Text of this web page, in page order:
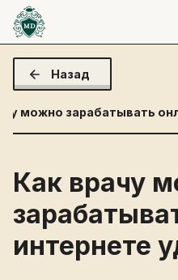
Назад
можно зарабатывать
Как врачу
интернете